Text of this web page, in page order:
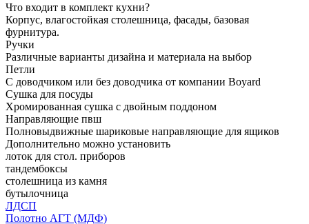
Что входит в комплект кухни?
Корпус, влагостойкая столешница, фасады, базовая
фурнитура.
Ручки
Различные варианты дизайна и материала на выбор
Петли
С доводчиком или без доводчика от компании Boyard
Сушка для посуды
Хромированная сушка с двойным поддоном
Направляющие пвш
Полновыдвижные шариковые направляющие для ящиков
Дополнительно можно установить
лоток для стол. приборов
тандембоксы
столешница из камня
бутылочница
ЛДСП
Полотно АГТ (МДФ)